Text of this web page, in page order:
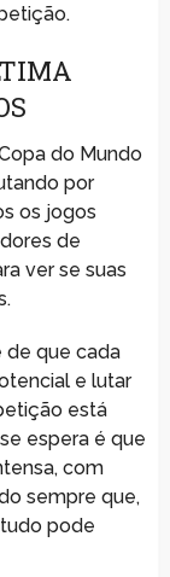
do Mundo
por
os jogos
de
ver se suas
de que cada
e lutar
está
espera é que
com
sempre que,
pode